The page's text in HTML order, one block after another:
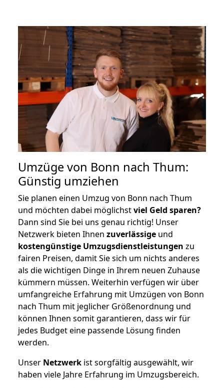
Umzüge von Bonn nach Thum:
Günstig umziehen
Sie planen einen Umzug von Bonn nach Thum
und möchten dabei möglichstviel Geld sparen?
Dann sind Sie bei uns genau richtig! Unser
Netzwerk bieten Ihnen zuverlässige und
kostengünstige Umzugsdienstleistungen zu
fairen Preisen, damit Sie sich um nichts anderes
als die wichtigen Dinge in Ihrem neuen Zuhause
kümmern müssen. Weiterhin verfügen wir über
umfangreiche Erfahrung mit Umzügen von Bonn
nach Thum mit jeglicher Größenordnung und
können Ihnen somit garantieren, dass wir für
jedes Budget eine passende Lösung finden
werden.
Unser Netzwerk ist sorgfältig ausgewählt, wir
haben viele Jahre Erfahrung im Umzugsbereich.